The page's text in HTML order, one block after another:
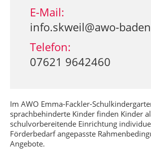
Im AWO Emma-Fackler-
sprachbehinderte Kinder finden Kinder
schulvorbereitende Einrichtung
Förderbedarf angepasste
Angebote.
E-Mail:
info.skweil@awo-
Telefon:
07621 9642460